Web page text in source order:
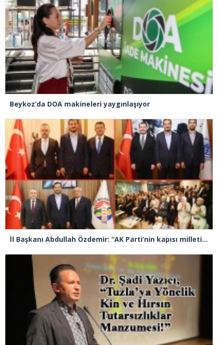
Beykoz’da DOA makineleri yaygınlaşıyor
İl Başkanı Abdullah Özdemir: “AK Parti’nin kapısı milletine hizmet etmek isteyen herkese açıktır”